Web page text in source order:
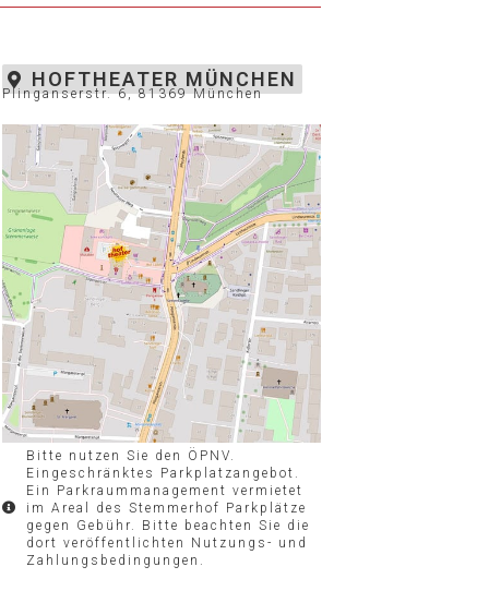
HOFTHEATER MÜNCHEN
Plinganserstr. 6, 81369 München
Bitte nutzen Sie den ÖPNV.
Eingeschränktes Parkplatzangebot.
Ein Parkraummanagement vermietet
im Areal des Stemmerhof Parkplätze
gegen Gebühr. Bitte beachten Sie die
dort veröffentlichten Nutzungs- und
Zahlungsbedingungen.